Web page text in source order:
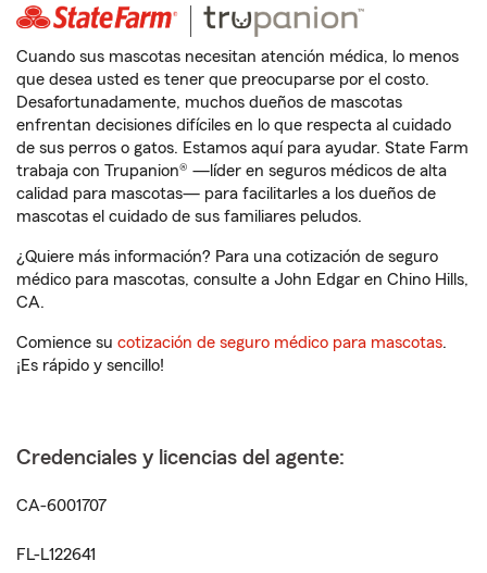
Cuando sus mascotas necesitan atención médica, lo menos
que desea usted es tener que preocuparse por el costo.
Desafortunadamente, muchos dueños de mascotas
enfrentan decisiones difíciles en lo que respecta al cuidado
de sus perros o gatos. Estamos aquí para ayudar. State Farm
trabaja con Trupanion® —líder en seguros médicos de alta
calidad para mascotas— para facilitarles a los dueños de
mascotas el cuidado de sus familiares peludos.
¿Quiere más información? Para una cotización de seguro
médico para mascotas, consulte a John Edgar en Chino Hills,
CA.
Comience su cotización de seguro médico para mascotas.
¡Es rápido y sencillo!
Credenciales y licencias del agente:
CA-6001707
FL-L122641